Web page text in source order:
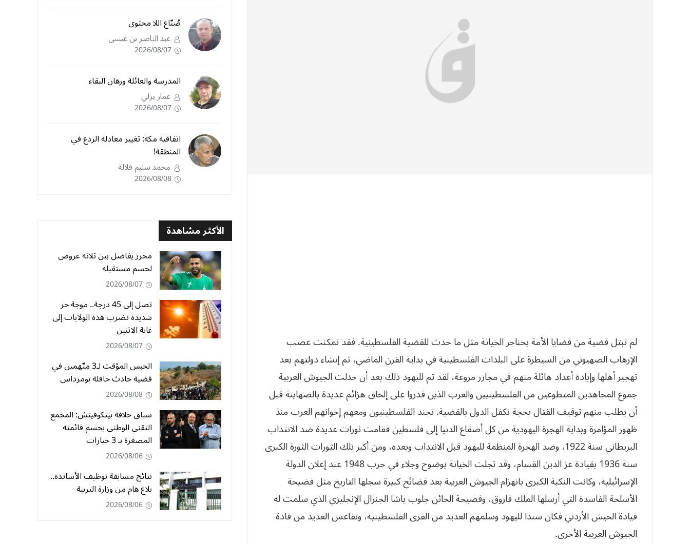
لم تبتل قضية من قضايا الأمة بخناجر الخيانة مثل ما حدث للقضية الفلسطينية. فقد تمكنت عصب
الإرهاب الصهيوني من السيطرة على البلدات الفلسطينية في بداية القرن الماضي، ثم إنشاء دولتهم بعد
تهجير أهلها وإبادة أعداد هائلة منهم في مجازر مروعة، لقد تم لليهود ذلك بعد أن خذلت الجيوش العربية
جموع المجاهدين المتطوعين من الفلسطينيين والعرب الذين قدروا على إلحاق هزائم عديدة بالصهاينة قبل
أن يطلب منهم توقيف القتال بحجة تكفل الدول بالقضية. تجند الفلسطينيون ومعهم إخوانهم العرب منذ
ظهور المؤامرة وبداية الهجرة اليهودية من كل أصقاع الدنيا إلى فلسطين فقامت ثورات عديدة ضد الانتداب
البريطاني سنة 1922، وضد الهجرة المنظمة لليهود قبل الانتداب وبعده، ومن أكبر تلك الثورات الثورة الكبرى
سنة 1936 بقيادة عز الدين القسام، وقد تجلت الخيانة بوضوح وجلاء في حرب 1948 عند إعلان الدولة
الإسرائيلية، وكانت النكبة الكبرى بانهزام الجيوش العربية بعد فضائح كبيرة سجلها التاريخ مثل فضيحة
الأسلحة الفاسدة التي أرسلها الملك فاروق، وفضيحة الخائن جلوب باشا الجنرال الإنجليزي الذي سلمت له
قيادة الحيش الأردني فكان سندا لليهود وسلمهم العديد من القرى الفلسطينية، وتقاعس العديد من قادة
الجيوش العربية الأخرى.
صُنّاع اللا محتوى
عبد الناصر بن عيسى
2026/08/07
المدرسة والعائلة ورهان البقاء
عمار يزلي
2026/08/07
اتفاقية مكة: تغيير معادلة الردع في
المنطقة!
محمد سليم قلالة
2026/08/08
الأكثر مشاهدة
محرز يفاضل بين ثلاثة عروض
لحسم مستقبله
2026/08/07
تصل إلى 45 درجة.. موجة حر
شديدة تضرب هذه الولايات إلى
غاية الاثنين
2026/08/07
الحبس المؤقت لـ3 متّهمين في
قضية حادث حافلة بومرداس
2026/08/08
سباق خلافة بيتكوفيتش: المجمع
التقني الوطني يحسم قائمته
المصغرة بـ 3 خيارات
2026/08/06
نتائج مسابقة توظيف الأساتذة..
بلاغ هام من وزارة التربية
2026/08/06